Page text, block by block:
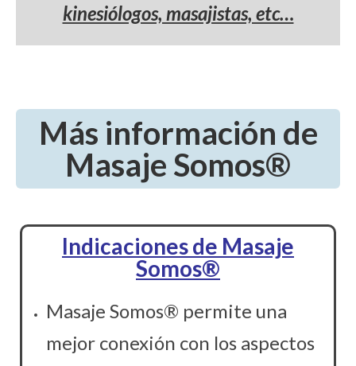
kinesiólogos, masajistas, etc…
Más información de
Masaje Somos®
Indicaciones de Masaje
Somos®
Masaje Somos® permite una
mejor conexión con los aspectos